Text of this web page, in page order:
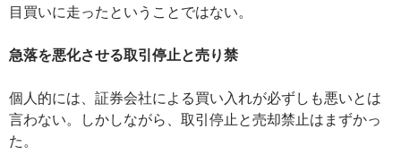
目買いに走ったということではない。
急落を悪化させる取引停止と売り禁
個人的には、証券会社による買い入れが必ずしも悪いとは
言わない。しかしながら、取引停止と売却禁止はまずかっ
た。